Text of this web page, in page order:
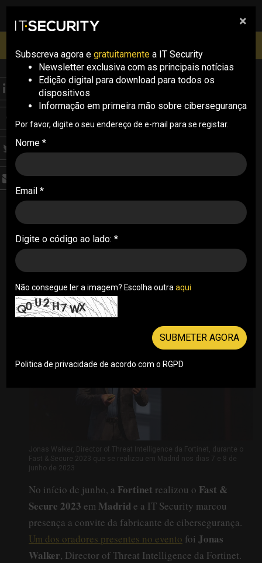
pesquisa
Inscrições abertas
ANALYSIS
“Podes comprar toda a
tecnologia do mundo
que se não souberes
como a implementar
não vai ajudar”
Em entrevista à IT Security, Jonas Walker,
Director of Threat Intelligence da Fortinet, revela
algumas tendências do cibercrime e do que os
Por Rui Damião . 26/06/2023
Jonas Walker, Director of Threat Intelligence da Fortinet, durante o
Fast & Secure 2023 que se realizou em Madrid nos dias 7 e 8 de
junho de 2023
No início de junho, a Fortinet realizou o Fast &
Secure 2023 em Madrid e a IT Security marcou
presença a convite da fabricante de cibersegurança.
Um dos oradores presentes no evento foi Jonas
Walker, Director of Threat Intelligence da Fortinet.
×
Subscreva agora e gratuitamente a IT Security
Newsletter exclusiva com as principais notícias
Edição digital para download para todos os
dispositivos
Informação em primeira mão sobre cibersegurança
Por favor, digite o seu endereço de e-mail para se registar.
Nome *
Email *
Digite o código ao lado: *
Não consegue ler a imagem? Escolha outra aqui
SUBMETER AGORA
Politica de privacidade de acordo com o RGPD